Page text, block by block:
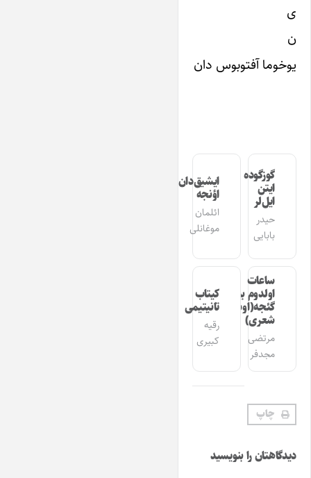
ی
ن
یوخوما آفتوبوس دان
گوزگوده
ایتن
ایل‌لر
حیدر
بابایی
ایشیق‌دان
اؤنجه
ائلمان
موغانلی
ساعات
اولدوم بیر
گئجه(اوشاق
شعری)
مرتضی
مجدفر
کیتاب
تانیتیمی
رقیه
کبیری
چاپ
دیدگاهتان را بنویسید